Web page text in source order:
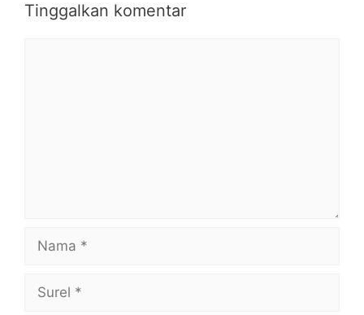
Tinggalkan komentar
Nama
Surel